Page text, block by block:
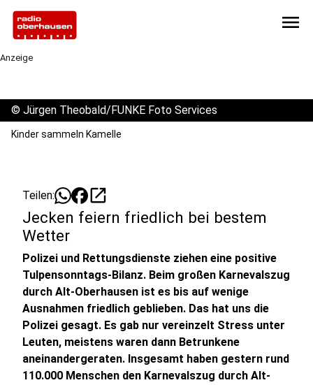
menu
Anzeige
© Jürgen Theobald/FUNKE Foto Services
Kinder sammeln Kamelle
Teilen: open_in_new
Jecken feiern friedlich bei bestem
Wetter
Polizei und Rettungsdienste ziehen eine positive
Tulpensonntags-Bilanz. Beim großen Karnevalszug
durch Alt-Oberhausen ist es bis auf wenige
Ausnahmen friedlich geblieben. Das hat uns die
Polizei gesagt. Es gab nur vereinzelt Stress unter
Leuten, meistens waren dann Betrunkene
aneinandergeraten. Insgesamt haben gestern rund
110.000 Menschen den Karnevalszug durch Alt-